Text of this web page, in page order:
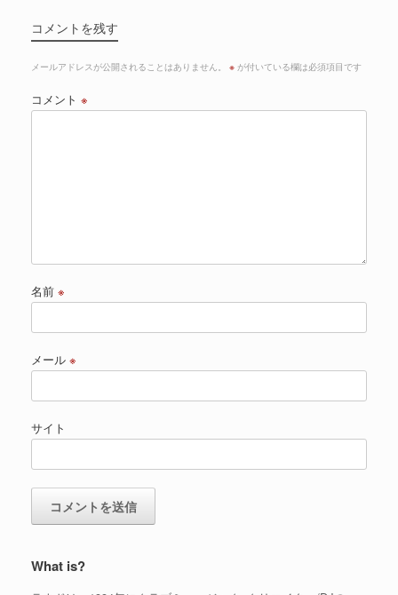
コメントを残す
メールアドレスが公開されることはありません。 ※ が付いている欄は必須項目です
コメント ※
名前 ※
メール ※
サイト
What is?